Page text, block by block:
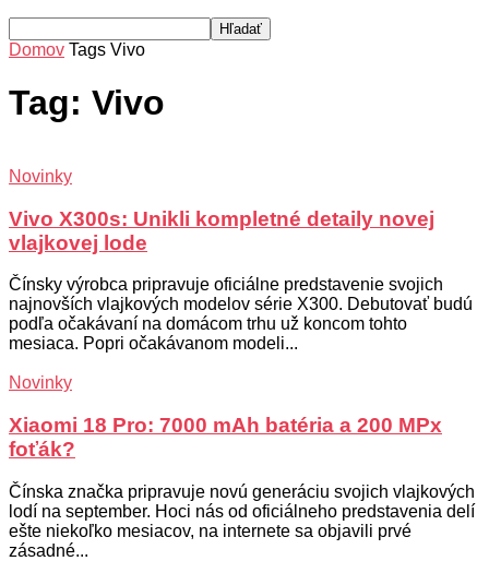
Domov Tags Vivo
Tag: Vivo
Novinky
Vivo X300s: Unikli kompletné detaily novej
vlajkovej lode
Čínsky výrobca pripravuje oficiálne predstavenie svojich
najnovších vlajkových modelov série X300. Debutovať budú
podľa očakávaní na domácom trhu už koncom tohto
mesiaca. Popri očakávanom modeli...
Novinky
Xiaomi 18 Pro: 7000 mAh batéria a 200 MPx
foťák?
Čínska značka pripravuje novú generáciu svojich vlajkových
lodí na september. Hoci nás od oficiálneho predstavenia delí
ešte niekoľko mesiacov, na internete sa objavili prvé
zásadné...